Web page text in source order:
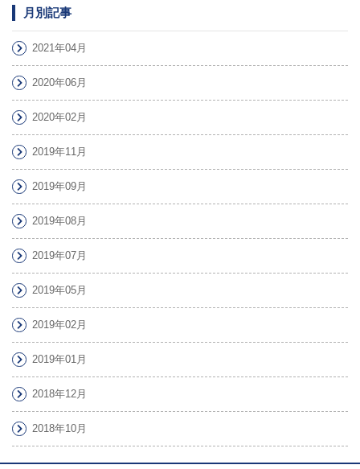
月別記事
2021年04月
2020年06月
2020年02月
2019年11月
2019年09月
2019年08月
2019年07月
2019年05月
2019年02月
2019年01月
2018年12月
2018年10月